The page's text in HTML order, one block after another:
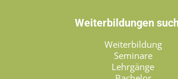
Weiterbildungen
Weiterbildung
Seminare
Lehrgänge